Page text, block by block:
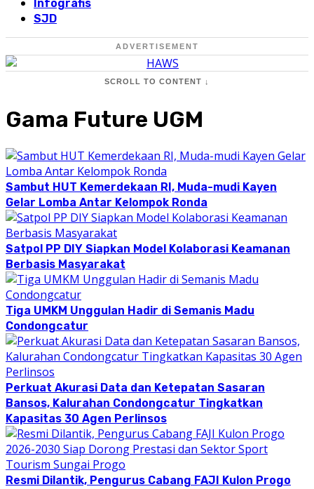
Infografis
SJD
ADVERTISEMENT
SCROLL TO CONTENT ↓
Gama Future UGM
Sambut HUT Kemerdekaan RI, Muda-mudi Kayen
Gelar Lomba Antar Kelompok Ronda
Satpol PP DIY Siapkan Model Kolaborasi Keamanan
Berbasis Masyarakat
Tiga UMKM Unggulan Hadir di Semanis Madu
Condongcatur
Perkuat Akurasi Data dan Ketepatan Sasaran
Bansos, Kalurahan Condongcatur Tingkatkan
Kapasitas 30 Agen Perlinsos
Resmi Dilantik, Pengurus Cabang FAJI Kulon Progo